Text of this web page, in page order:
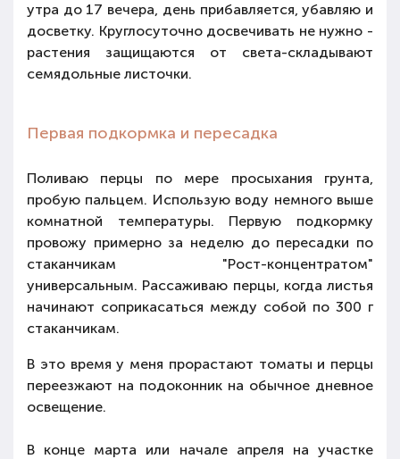
утра до 17 вечера, день прибавляется, убавляю и
досветку. Круглосуточно досвечивать не нужно -
растения защищаются от света-складывают
семядольные листочки.
Первая подкормка и пересадка
Поливаю перцы по мере просыхания грунта,
пробую пальцем. Использую воду немного выше
комнатной температуры. Первую подкормку
провожу примерно за неделю до пересадки по
стаканчикам "Рост-концентратом"
универсальным. Рассаживаю перцы, когда листья
начинают соприкасаться между собой по 300 г
стаканчикам.
В это время у меня прорастают томаты и перцы
переезжают на подоконник на обычное дневное
освещение.
В конце марта или начале апреля на участке